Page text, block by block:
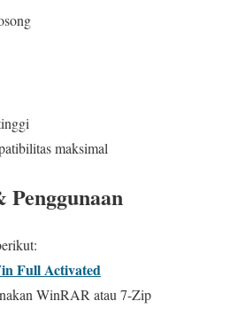
maksimal
Full Activated
WinRAR atau 7-Zip